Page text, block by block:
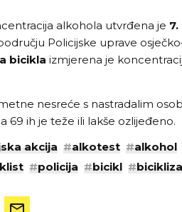
alkohola utvrđena je
Policijske uprave
bicikla izmjerena je
nesreće s nastradalim
69 ih je teže ili lakše ozlijeđeno.
akcija #alkotest #alkohol
#policija #bicikl #